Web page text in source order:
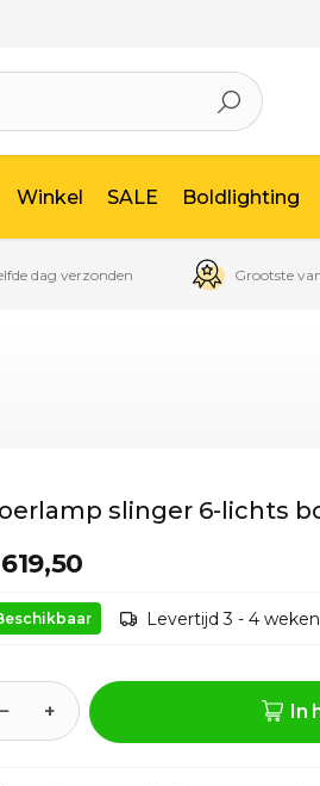
Winkel SALE Boldlighting
dag verzonden Grootste
slinger 6-lichts
Levertijd 3 - 4 weken
− + In